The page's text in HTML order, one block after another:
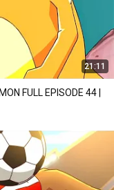
21:11
FULL EPISODE 44 |